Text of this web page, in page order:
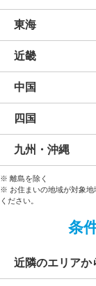
東海
近畿
中国
四国
九州・沖縄
※ 離島を除く
※ お住まいの地域が対象地
ください。
条
近隣のエリアか